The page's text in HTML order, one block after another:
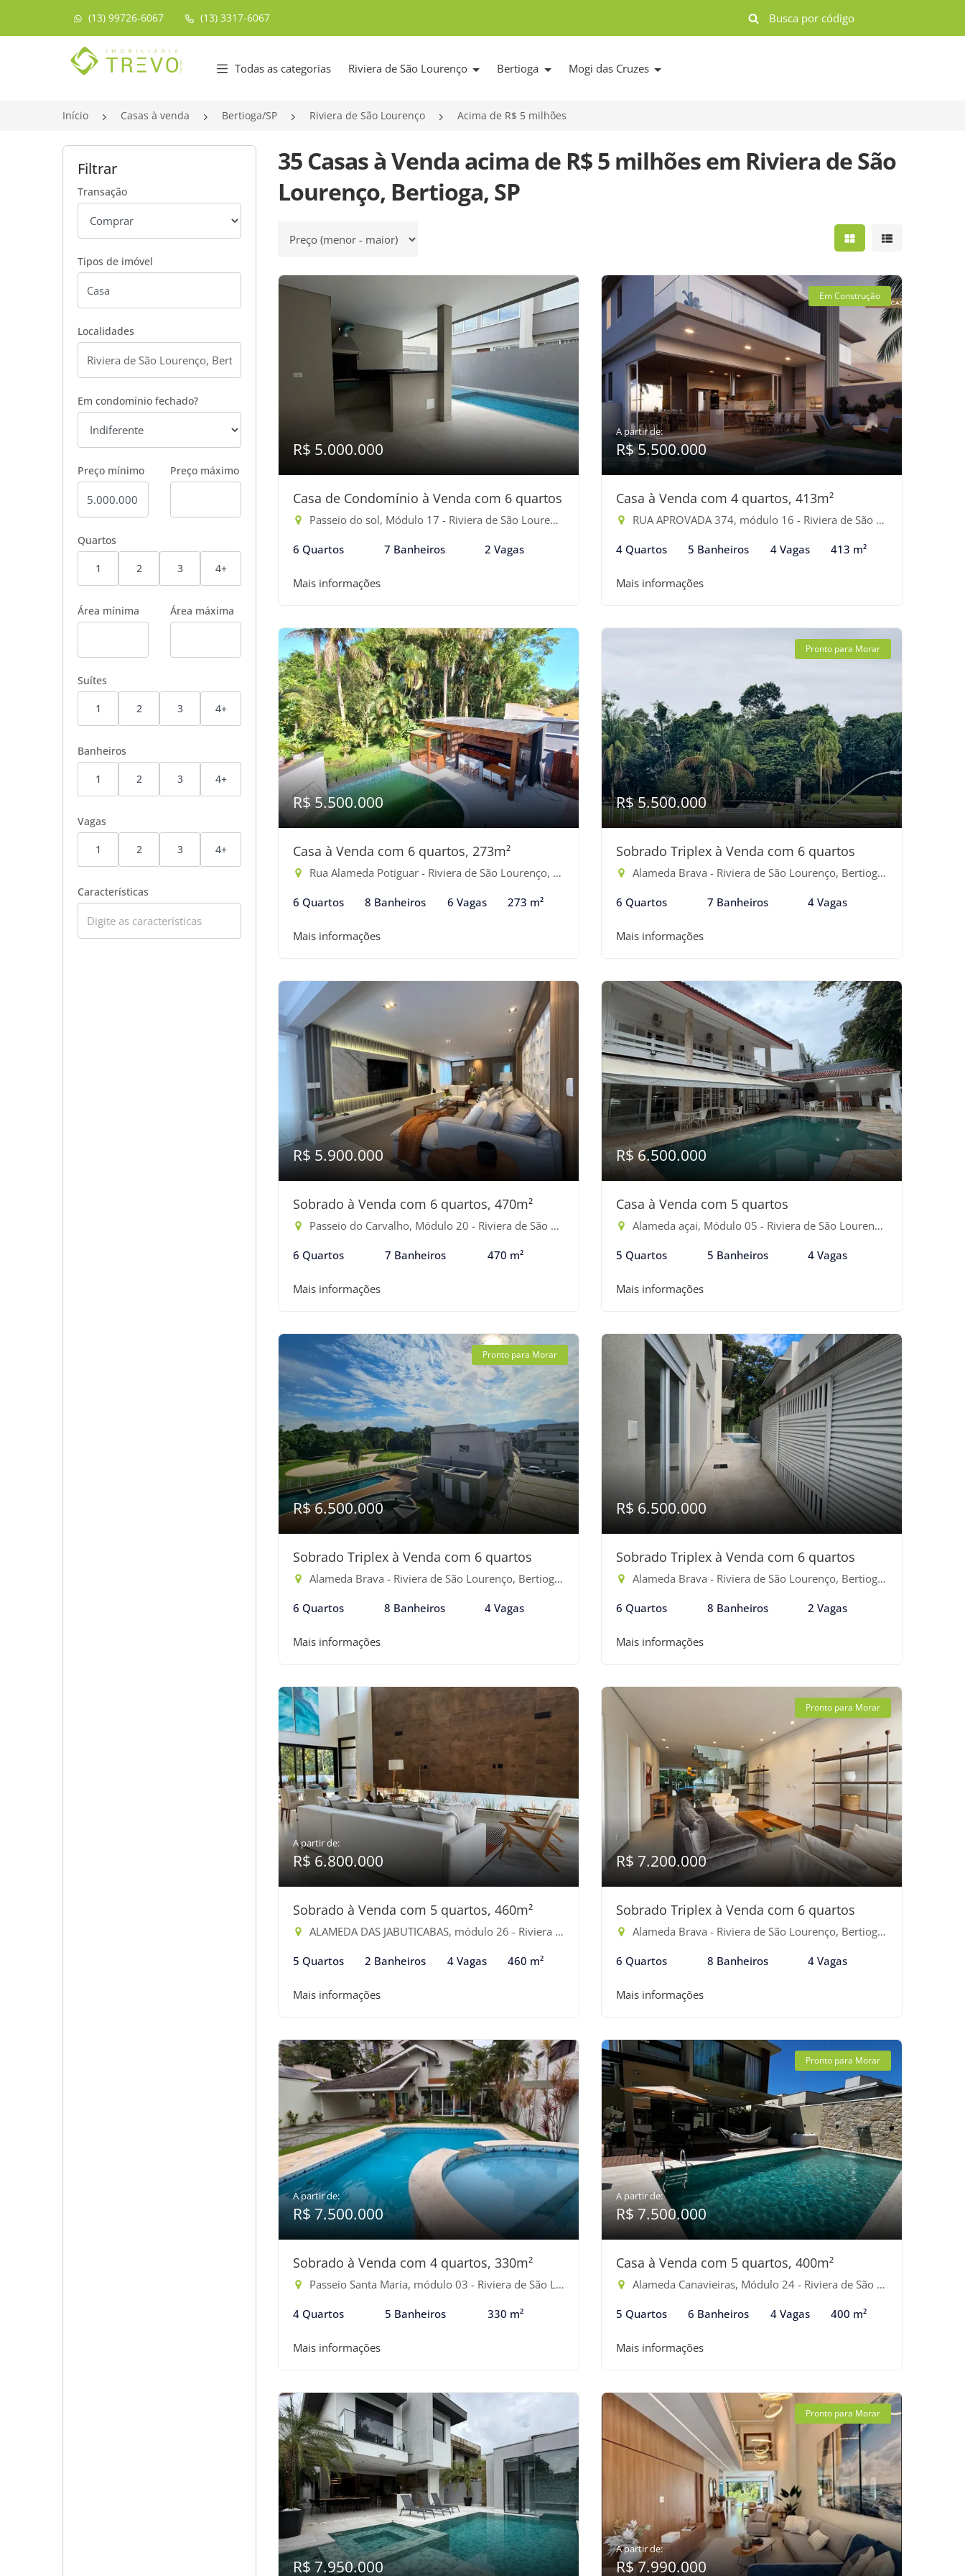
(13) 99726-6067 (13) 3317-6067
Página inicial
Todas as categorias Riviera de São Lourenço Bertioga Mogi das Cruzes
Início Casas à venda Bertioga/SP Riviera de São Lourenço Acima de R$ 5 milhões
Filtrar
Transação
Tipos de imóvel
Localidades
Em condomínio fechado?
Preço mínimo Preço máximo
Quartos
1 2 3 4+
Área mínima Área máxima
Suítes
1 2 3 4+
Banheiros
1 2 3 4+
Vagas
1 2 3 4+
Características
35 Casas à Venda acima de R$ 5 milhões em Riviera de São
Lourenço, Bertioga, SP
Ordenar por Mostrar resultados
Mostrar
R$ 5.000.000
Casa de Condomínio à Venda com 6 quartos
Passeio do sol, Módulo 17 - Riviera de São Lourenço, Bertioga-SP
6 Quartos 7 Banheiros 2 Vagas
Mais informações
Em Construção
A partir de:
R$ 5.500.000
Casa à Venda com 4 quartos, 413m²
RUA APROVADA 374, módulo 16 - Riviera de São Lourenço, Bertioga-SP
4 Quartos 5 Banheiros 4 Vagas 413 m²
Mais informações
R$ 5.500.000
Casa à Venda com 6 quartos, 273m²
Rua Alameda Potiguar - Riviera de São Lourenço, Bertioga-SP
6 Quartos 8 Banheiros 6 Vagas 273 m²
Mais informações
Pronto para Morar
R$ 5.500.000
Sobrado Triplex à Venda com 6 quartos
Alameda Brava - Riviera de São Lourenço, Bertioga-SP
6 Quartos 7 Banheiros 4 Vagas
Mais informações
R$ 5.900.000
Sobrado à Venda com 6 quartos, 470m²
Passeio do Carvalho, Módulo 20 - Riviera de São Lourenço, Bertioga-SP
6 Quartos 7 Banheiros 470 m²
Mais informações
R$ 6.500.000
Casa à Venda com 5 quartos
Alameda açai, Módulo 05 - Riviera de São Lourenço, Bertioga-SP
5 Quartos 5 Banheiros 4 Vagas
Mais informações
Pronto para Morar
R$ 6.500.000
Sobrado Triplex à Venda com 6 quartos
Alameda Brava - Riviera de São Lourenço, Bertioga-SP
6 Quartos 8 Banheiros 4 Vagas
Mais informações
R$ 6.500.000
Sobrado Triplex à Venda com 6 quartos
Alameda Brava - Riviera de São Lourenço, Bertioga-SP
6 Quartos 8 Banheiros 2 Vagas
Mais informações
A partir de:
R$ 6.800.000
Sobrado à Venda com 5 quartos, 460m²
ALAMEDA DAS JABUTICABAS, módulo 26 - Riviera de São Lourenço, Bertioga-SP
5 Quartos 2 Banheiros 4 Vagas 460 m²
Mais informações
Pronto para Morar
R$ 7.200.000
Sobrado Triplex à Venda com 6 quartos
Alameda Brava - Riviera de São Lourenço, Bertioga-SP
6 Quartos 8 Banheiros 4 Vagas
Mais informações
A partir de:
R$ 7.500.000
Sobrado à Venda com 4 quartos, 330m²
Passeio Santa Maria, módulo 03 - Riviera de São Lourenço, Bertioga-SP
4 Quartos 5 Banheiros 330 m²
Mais informações
Pronto para Morar
A partir de:
R$ 7.500.000
Casa à Venda com 5 quartos, 400m²
Alameda Canavieiras, Módulo 24 - Riviera de São Lourenço, Bertioga-SP
5 Quartos 6 Banheiros 4 Vagas 400 m²
Mais informações
R$ 7.950.000
Pronto para Morar
A partir de:
R$ 7.990.000